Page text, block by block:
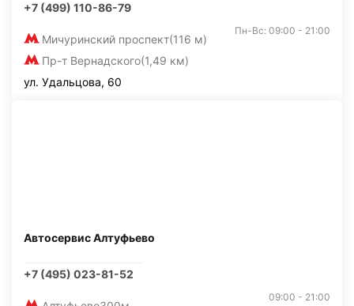
+7 (499) 110-86-79
Мичуринский проспект(116 м)
Пр-т Вернадского(1,49 км)
Пн-Вс: 09:00 - 21:00
ул. Удальцова, 60
Автосервис Алтуфьево
+7 (495) 023-81-52
09:00 - 21:00